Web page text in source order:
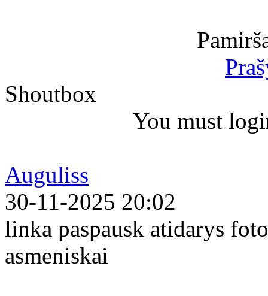
Shoutbox
You must
Auguliss
30-11-2025 20:02
linka paspausk atidarys
asmeniskai